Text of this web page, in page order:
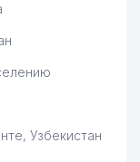
Узбекистан